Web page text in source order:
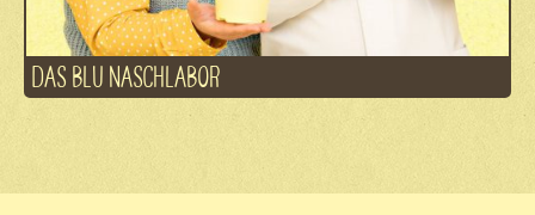
DAS BLU NASCHLABOR